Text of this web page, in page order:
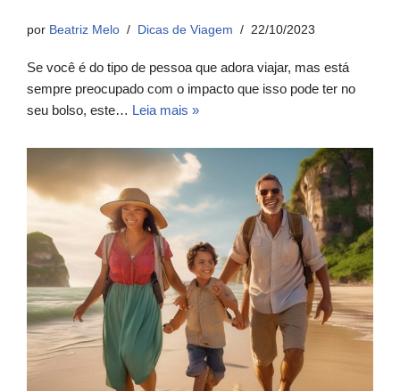
por Beatriz Melo Dicas de Viagem 22/10/2023
Se você é do tipo de pessoa que adora viajar, mas está
sempre preocupado com o impacto que isso pode ter no
seu bolso, este… Leia mais »